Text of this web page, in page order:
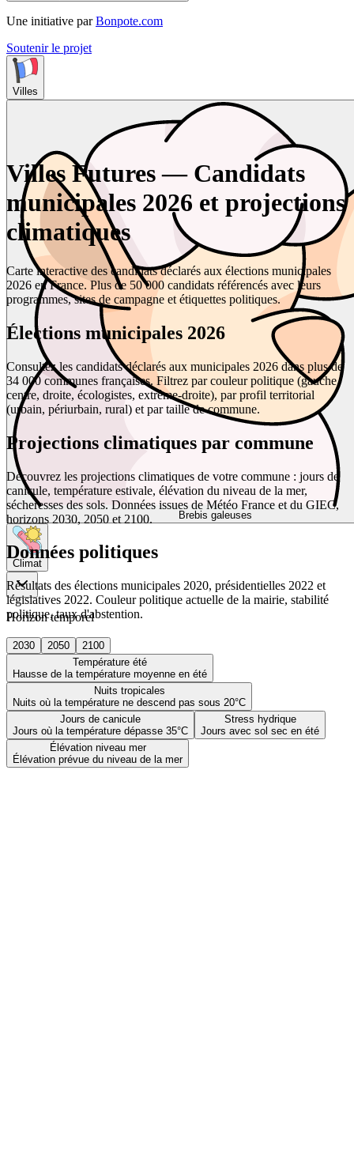
Une initiative par Bonpote.com
Soutenir le projet
Villes
Brebis galeuses
Climat
Horizon temporel
2030 2050
2100
Température été
Hausse de la température moyenne en été
Nuits tropicales
Nuits où la température ne descend pas sous 20°C
Jours de canicule
Jours où la température dépasse 35°C
Stress hydrique
Jours avec sol sec en été
Élévation niveau mer
Élévation prévue du niveau de la mer
Villes Futures — Candidats
municipales 2026 et projections
climatiques
Carte interactive des candidats déclarés aux élections municipales
2026 en France. Plus de 50 000 candidats référencés avec leurs
programmes, sites de campagne et étiquettes politiques.
Élections municipales 2026
Consultez les candidats déclarés aux municipales 2026 dans plus de
34 000 communes françaises. Filtrez par couleur politique (gauche,
centre, droite, écologistes, extrême-droite), par profil territorial
(urbain, périurbain, rural) et par taille de commune.
Projections climatiques par commune
Découvrez les projections climatiques de votre commune : jours de
canicule, température estivale, élévation du niveau de la mer,
sécheresses des sols. Données issues de Météo France et du GIEC,
horizons 2030, 2050 et 2100.
Données politiques
Résultats des élections municipales 2020, présidentielles 2022 et
législatives 2022. Couleur politique actuelle de la mairie, stabilité
politique, taux d'abstention.